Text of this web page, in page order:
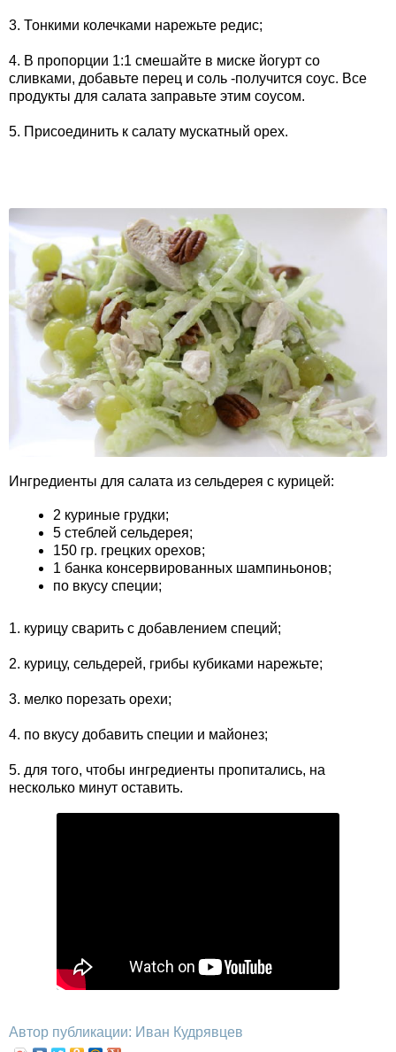
3. Тонкими колечками нарежьте редис;
4. В пропорции 1:1 смешайте в миске йогурт со
сливками, добавьте перец и соль -получится соус. Все
продукты для салата заправьте этим соусом.
5. Присоединить к салату мускатный орех.
Ингредиенты для салата из сельдерея с курицей:
2 куриные грудки;
5 стеблей сельдерея;
150 гр. грецких орехов;
1 банка консервированных шампиньонов;
по вкусу специи;
1. курицу сварить с добавлением специй;
2. курицу, сельдерей, грибы кубиками нарежьте;
3. мелко порезать орехи;
4. по вкусу добавить специи и майонез;
5. для того, чтобы ингредиенты пропитались, на
несколько минут оставить.
Автор публикации: Иван Кудрявцев